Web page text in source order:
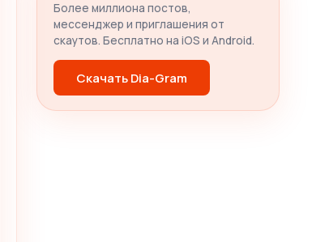
Более миллиона постов,
мессенджер и приглашения от
скаутов. Бесплатно на iOS и Android.
Скачать Dia-Gram